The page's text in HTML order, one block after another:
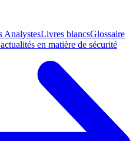
AnalystesLivres blancsGlossaire
en matière de sécurité